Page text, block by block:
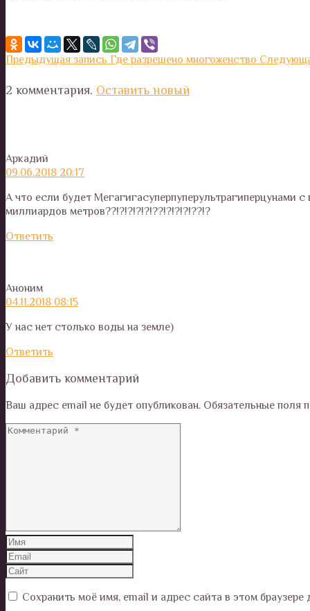
Предыдущая запись Где разрешено многоженство
2 комментария. Оставить новый
Аркадий
09.06.2018 20:17
А что если будет Мегагигасуперпуперультрагиперцунами
миллиардов метров??!?!?!?!?!??!?!?!?!??!?
Ответить
Аноним
04.11.2018 08:15
У нас нет столько воды на земле)
Ответить
Добавить комментарий
Ваш адрес email не будет опубликован. Обязательные поля
Сохранить моё имя, email и адрес сайта в этом